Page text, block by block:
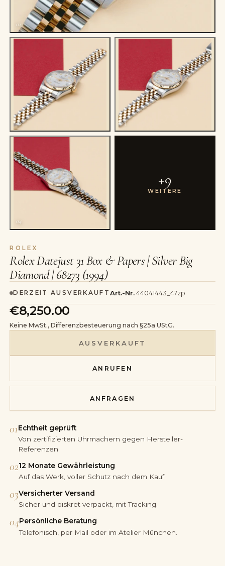
01
02 03
04
+9
WEITERE
ROLEX
Rolex Datejust 31 Box & Papers | Silver Big
Diamond | 68273 (1994)
DERZEIT AUSVERKAUFTArt.-Nr.44041443_47zp
€8,250.00
Keine MwSt., Differenzbesteuerung nach §25a UStG.
AUSVERKAUFT
ANRUFEN
ANFRAGEN
01Echtheit geprüft
Von zertifizierten Uhrmachern gegen Hersteller-
Referenzen.
0212 Monate Gewährleistung
Auf das Werk, voller Schutz nach dem Kauf.
03Versicherter Versand
Sicher und diskret verpackt, mit Tracking.
04Persönliche Beratung
Telefonisch, per Mail oder im Atelier München.